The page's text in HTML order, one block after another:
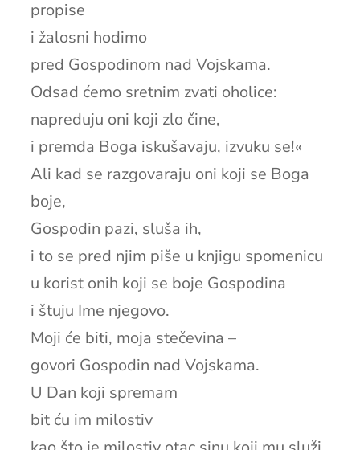
propise
i žalosni hodimo
pred Gospodinom nad Vojskama.
Odsad ćemo sretnim zvati oholice:
napreduju oni koji zlo čine,
i premda Boga iskušavaju, izvuku se!«
Ali kad se razgovaraju oni koji se Boga
boje,
Gospodin pazi, sluša ih,
i to se pred njim piše u knjigu spomenicu
u korist onih koji se boje Gospodina
i štuju Ime njegovo.
Moji će biti, moja stečevina –
govori Gospodin nad Vojskama.
U Dan koji spremam
bit ću im milostiv